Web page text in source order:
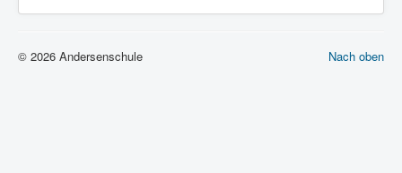
Nach oben
© 2026 Andersenschule